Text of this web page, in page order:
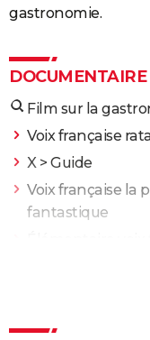
gastronomie.
DOCUMENTAIRE
Film sur la
Voix française
X> Guide
Voix française la
fantastique
Élémentaire
Comedie